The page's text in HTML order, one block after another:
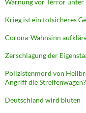
Warnung vor Terror unter
Krieg ist ein totsicheres
Corona-Wahnsinn
Zerschlagung der
Polizistenmord von
Angriff die Streifenwagen?
Deutschland wird bluten